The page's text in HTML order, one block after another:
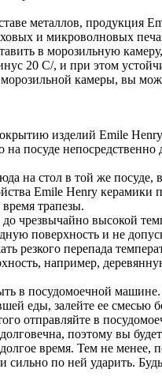
металлов, продукция
и микроволновых
в морозильную
20 C/, и при этом
камеры, вы
изделий Emile
на посуде
на стол в той же посуде,
Emile Henry керамики
трапезы.
до чрезвычайно высокой
поверхность и не
резкого перепада
например,
в посудомоечной
еды, залейте ее смесью
отправляйте в
поэтому вы
время. Тем не менее,
сильно по ней ударить.